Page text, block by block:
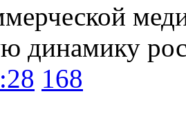
динамику
168